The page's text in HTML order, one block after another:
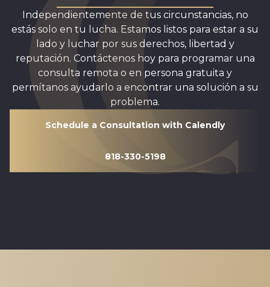
Independientemente de tus circunstancias, no
estás solo en tu lucha. Estamos listos para estar a su
lado y luchar por sus derechos, libertad y
reputación. Contáctenos hoy para programar una
consulta remota o en persona gratuita y
permítanos ayudarlo a encontrar una solución a su
problema.
Schedule a Consultation with Calendly
818-330-5198